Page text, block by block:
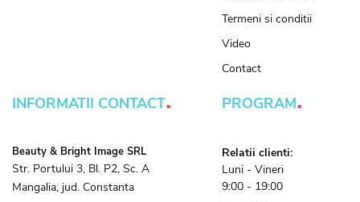
Termeni si conditii
Video
Contact
PROGRAM.
Relatii clienti:
Luni - Vineri
9:00 - 19:00
INFORMATII CONTACT.
Beauty & Bright Image SRL
Str. Portului 3, Bl. P2, Sc. A
Mangalia, jud. Constanta